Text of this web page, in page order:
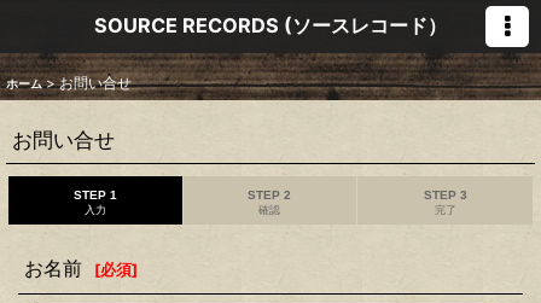
SOURCE RECORDS (ソースレコード）
ホーム > お問い合せ
お問い合せ
STEP 1
入力
STEP 2
確認
STEP 3
完了
お名前 [必須]